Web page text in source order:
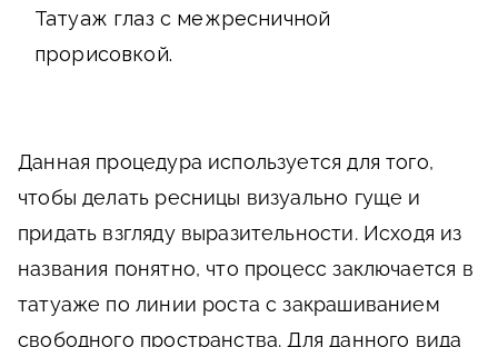
Татуаж глаз с межресничной
прорисовкой.
Данная процедура используется для того,
чтобы делать ресницы визуально гуще и
придать взгляду выразительности. Исходя из
названия понятно, что процесс заключается в
татуаже по линии роста с закрашиванием
свободного пространства. Для данного вида